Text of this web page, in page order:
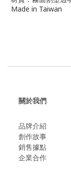
Made in Taiwan
關於我們
品牌介紹
創作故事
​銷售據點
企業合作